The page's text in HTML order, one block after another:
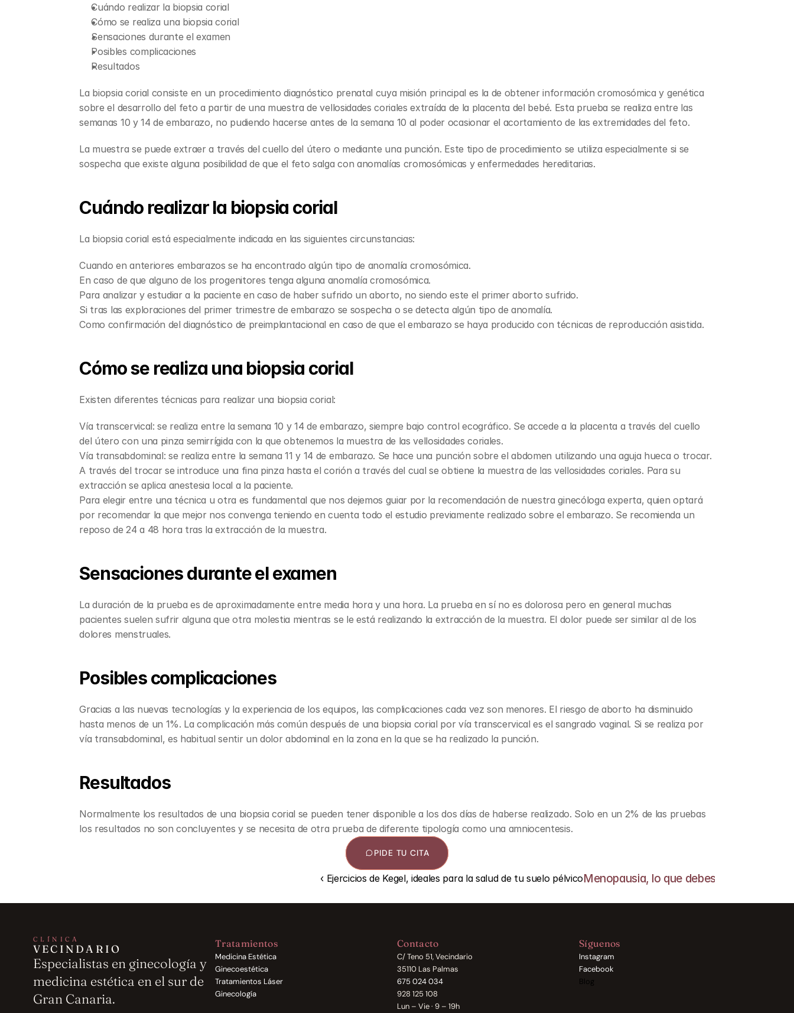
Cuándo realizar la biopsia corial
Cómo se realiza una biopsia corial
Sensaciones durante el examen
Posibles complicaciones
Resultados
La biopsia corial consiste en un procedimiento diagnóstico prenatal cuya misión principal es la de obtener información cromosómica y genética
sobre el desarrollo del feto a partir de una muestra de vellosidades coriales extraída de la placenta del bebé. Esta prueba se realiza entre las
semanas 10 y 14 de embarazo, no pudiendo hacerse antes de la semana 10 al poder ocasionar el acortamiento de las extremidades del feto.
La muestra se puede extraer a través del cuello del útero o mediante una punción. Este tipo de procedimiento se utiliza especialmente si se
sospecha que existe alguna posibilidad de que el feto salga con anomalías cromosómicas y enfermedades hereditarias.
Cuándo realizar la biopsia corial
La biopsia corial está especialmente indicada en las siguientes circunstancias:
Cuando en anteriores embarazos se ha encontrado algún tipo de anomalía cromosómica.
En caso de que alguno de los progenitores tenga alguna anomalía cromosómica.
Para analizar y estudiar a la paciente en caso de haber sufrido un aborto, no siendo este el primer aborto sufrido.
Si tras las exploraciones del primer trimestre de embarazo se sospecha o se detecta algún tipo de anomalía.
Como confirmación del diagnóstico de preimplantacional en caso de que el embarazo se haya producido con técnicas de reproducción asistida.
Cómo se realiza una biopsia corial
Existen diferentes técnicas para realizar una biopsia corial:
Vía transcervical: se realiza entre la semana 10 y 14 de embarazo, siempre bajo control ecográfico. Se accede a la placenta a través del cuello
del útero con una pinza semirrígida con la que obtenemos la muestra de las vellosidades coriales.
Vía transabdominal: se realiza entre la semana 11 y 14 de embarazo. Se hace una punción sobre el abdomen utilizando una aguja hueca o trocar.
A través del trocar se introduce una fina pinza hasta el corión a través del cual se obtiene la muestra de las vellosidades coriales. Para su
extracción se aplica anestesia local a la paciente.
Para elegir entre una técnica u otra es fundamental que nos dejemos guiar por la recomendación de nuestra ginecóloga experta, quien optará
por recomendar la que mejor nos convenga teniendo en cuenta todo el estudio previamente realizado sobre el embarazo. Se recomienda un
reposo de 24 a 48 hora tras la extracción de la muestra.
Sensaciones durante el examen
La duración de la prueba es de aproximadamente entre media hora y una hora. La prueba en sí no es dolorosa pero en general muchas
pacientes suelen sufrir alguna que otra molestia mientras se le está realizando la extracción de la muestra. El dolor puede ser similar al de los
dolores menstruales.
Posibles complicaciones
Gracias a las nuevas tecnologías y la experiencia de los equipos, las complicaciones cada vez son menores. El riesgo de aborto ha disminuido
hasta menos de un 1%. La complicación más común después de una biopsia corial por vía transcervical es el sangrado vaginal. Si se realiza por
vía transabdominal, es habitual sentir un dolor abdominal en la zona en la que se ha realizado la punción.
Resultados
Normalmente los resultados de una biopsia corial se pueden tener disponible a los dos días de haberse realizado. Solo en un 2% de las pruebas
los resultados no son concluyentes y se necesita de otra prueba de diferente tipología como una amniocentesis.
PIDE TU CITA
‹ Ejercicios de Kegel, ideales para la salud de tu suelo pélvicoMenopausia, lo que debes saber ›
CLÍNICA
VECINDARIO
Especialistas en ginecología y
medicina estética en el sur de
Gran Canaria.
Tratamientos
Medicina Estética
Ginecoestética
Tratamientos Láser
Ginecología
Contacto
C/ Teno 51, Vecindario
35110 Las Palmas
675 024 034
928 125 108
Lun – Vie · 9 – 19h
Síguenos
Instagram
Facebook
Blog